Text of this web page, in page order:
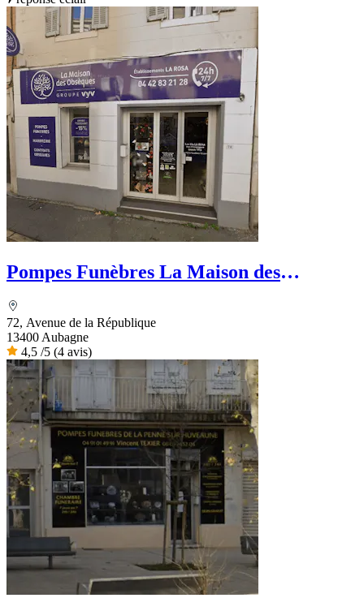
Pompes Funèbres La Maison des
72, Avenue de la République
13400 Aubagne
4,5 /5 (4 avis)